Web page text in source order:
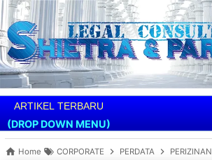
(DROP DOWN MENU)
Home CORPORATE PERDATA PERIZINAN